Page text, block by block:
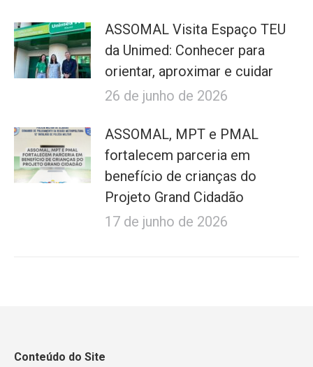
ASSOMAL Visita Espaço TEU
da Unimed: Conhecer para
orientar, aproximar e cuidar
26 de junho de 2026
ASSOMAL, MPT e PMAL
fortalecem parceria em
benefício de crianças do
Projeto Grand Cidadão
17 de junho de 2026
Conteúdo do Site